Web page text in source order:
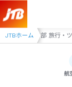
JTBホーム
那覇・本島南部 旅行・
航